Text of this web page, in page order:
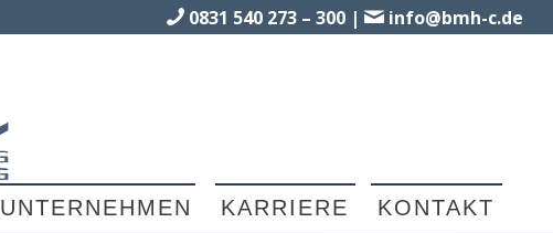
0831 540 273 – 300 | info@bmh-c.de
UNTERNEHMEN KARRIERE KONTAKT